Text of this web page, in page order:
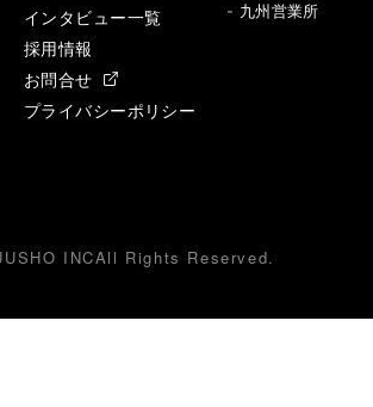
インタビュー一覧
採用情報
お問合せ
プライバシーポリシー
- 九州営業所
INCAll Rights Reserved.